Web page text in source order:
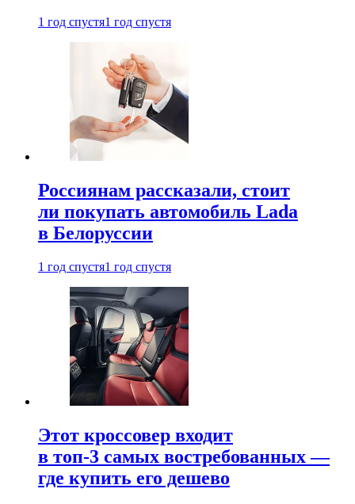
1 год спустя1 год спустя
Россиянам рассказали, стоит
ли покупать автомобиль Lada
в Белоруссии
1 год спустя1 год спустя
Этот кроссовер входит
в топ-3 самых востребованных —
где купить его дешево